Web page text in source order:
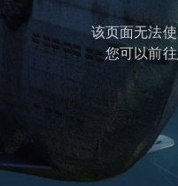
该页面无法
您可以前往